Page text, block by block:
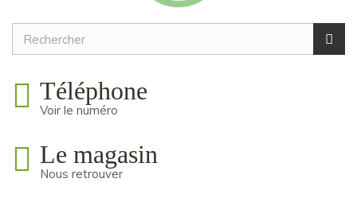
Téléphone
Voir le numéro
Le magasin
Nous retrouver